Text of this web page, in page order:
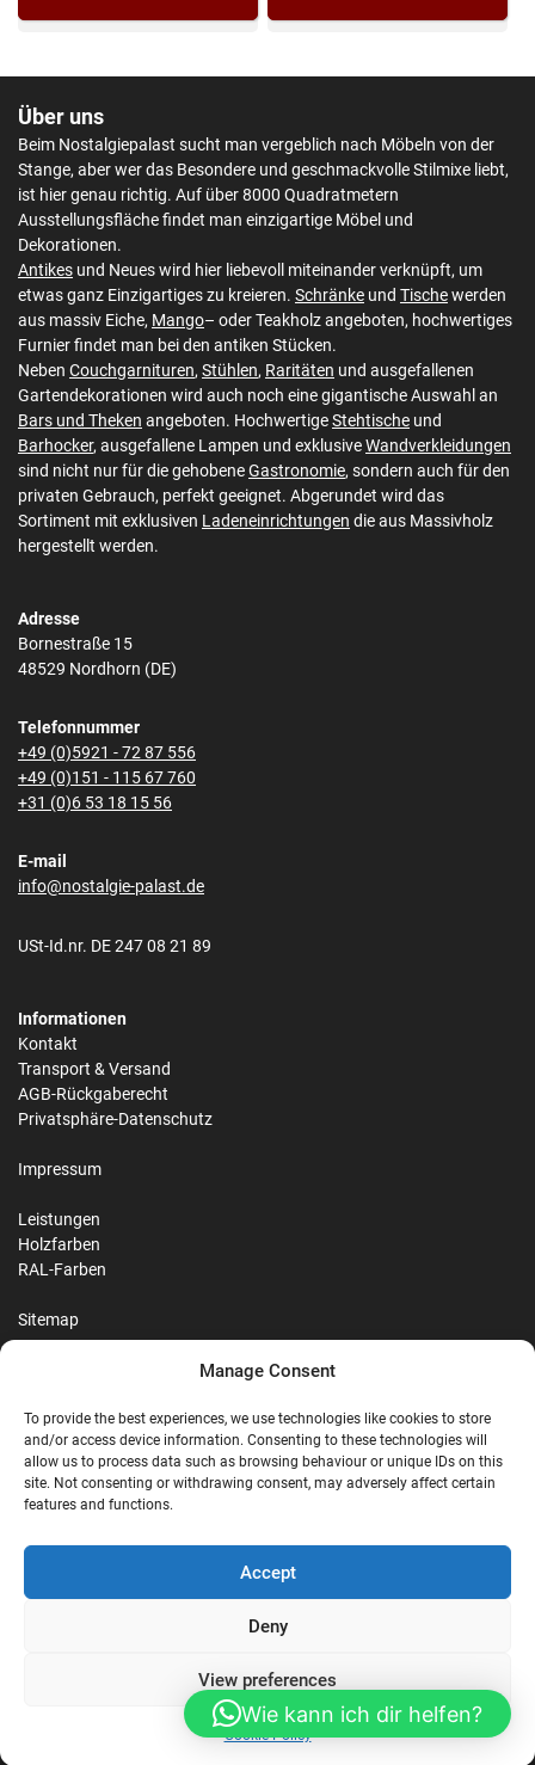
Manage Consent
To provide the best experiences, we use technologies like cookies to store
and/or access device information. Consenting to these technologies will
allow us to process data such as browsing behaviour or unique IDs on this
site. Not consenting or withdrawing consent, may adversely affect certain
features and functions.
Accept
Deny
View preferences
Cookie Policy
Über uns
Beim Nostalgiepalast sucht man vergeblich nach Möbeln von der
Stange, aber wer das Besondere und geschmackvolle Stilmixe liebt,
ist hier genau richtig. Auf über 8000 Quadratmetern
Ausstellungsfläche findet man einzigartige Möbel und
Dekorationen.
Antikes und Neues wird hier liebevoll miteinander verknüpft, um
etwas ganz Einzigartiges zu kreieren. Schränke und Tischewerden
aus massiv Eiche, Mango– oder Teakholz angeboten, hochwertiges
Furnier findet man bei den antiken Stücken.
Neben Couchgarnituren, Stühlen, Raritäten und ausgefallenen
Gartendekorationen wird auch noch eine gigantische Auswahl an
Bars und Theken angeboten. HochwertigeStehtische und
Barhocker, ausgefallene Lampen und exklusiveWandverkleidungen
sind nicht nur für die gehobeneGastronomie, sondern auch für den
privaten Gebrauch, perfekt geeignet. Abgerundet wird das
Sortiment mit exklusiven Ladeneinrichtungen die aus Massivholz
hergestellt werden.
Adresse
Bornestraße 15
48529 Nordhorn (DE)
Telefonnummer
+49 (0)5921 - 72 87 556
+49 (0)151 - 115 67 760
+31 (0)6 53 18 15 56
E-mail
info@nostalgie-palast.de
USt-Id.nr. DE 247 08 21 89
Informationen
Kontakt
Transport & Versand
AGB-Rückgaberecht
Privatsphäre-Datenschutz
Impressum
Leistungen
Holzfarben
RAL-Farben
Sitemap
G Google Reviews
reviews
Wie kann ich dir helfen?